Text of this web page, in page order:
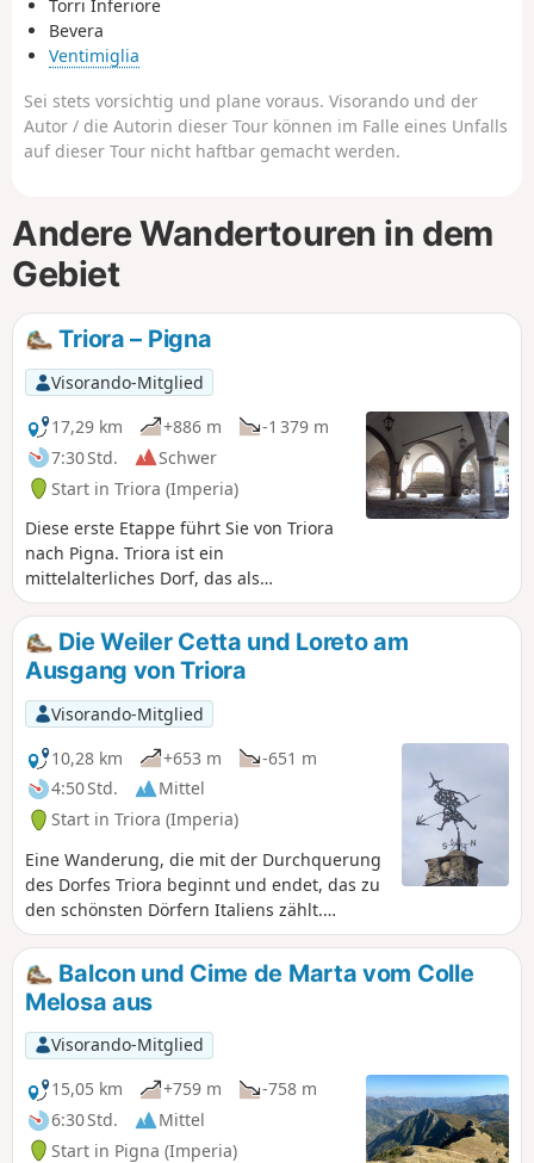
Torri Inferiore
Bevera
Ventimiglia
Sei stets vorsichtig und plane voraus. Visorando und der
Autor / die Autorin dieser Tour können im Falle eines Unfalls
auf dieser Tour nicht haftbar gemacht werden.
Andere Wandertouren in dem
Gebiet
Triora – Pigna
Visorando-Mitglied
17,29 km
+886 m
-1 379 m
7:30 Std.
Schwer
Start in Triora (Imperia)
Diese erste Etappe führt Sie von Triora
nach Pigna. Triora ist ein
mittelalterliches Dorf, das als
„Hexendorf“ (il paese delle streghe)
bekannt ist. Es ist das bedeutendste
Dorf im Argentina-Tal. Triora zählt zu
den schönsten Dörfern Italiens.
Nachdem Sie der Nervia gefolgt sind,
erreichen Sie Pigna. Die Altstadt des
Dorfes zeichnet sich durch ihre Gassen
aus, die in konzentrischen Ringen um
die Häuser angeordnet sind. Pigna ist
zudem ein Kurort.
Die Weiler Cetta und Loreto am
Ausgang von Triora
Visorando-Mitglied
10,28 km
+653 m
-651 m
4:50 Std.
Mittel
Start in Triora (Imperia)
Eine Wanderung, die mit der Durchquerung
des Dorfes Triora beginnt und endet, das zu
den schönsten Dörfern Italiens zählt.
Letzteres ist ein perfektes Beispiel für ein
mittelalterliches Dorf, in dem jede Gasse,
jeder kleine Platz, jede Mauer und jedes
Gebäude von Jahrhunderten der Geschichte
und Traditionen zeugen. Das bewaldete Tal,
die alte Brücke über dem Argentina-Tal und
die beiden anderen durchquerten Weiler
werden Ihre ganze Aufmerksamkeit auf sich
ziehen.
Balcon und Cime de Marta vom Colle
Melosa aus
Visorando-Mitglied
15,05 km
+759 m
-758 m
6:30 Std.
Mittel
Start in Pigna (Imperia)